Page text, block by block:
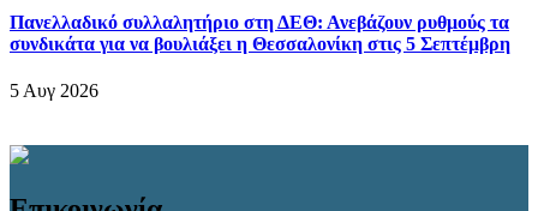
Πανελλαδικό συλλαλητήριο στη ΔΕΘ: Ανεβάζουν ρυθμούς τα
συνδικάτα για να βουλιάξει η Θεσσαλονίκη στις 5 Σεπτέμβρη
5 Αυγ 2026